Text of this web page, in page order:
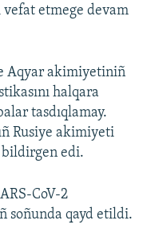
vefat etmege devam
Aqyar akimiyetiniñ
halqara
tasdıqlamay.
Rusiye akimiyeti
bildirgen edi.
CoV-2
soñunda qayd etildi.